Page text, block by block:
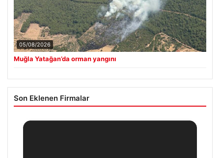
05/08/2026
Muğla Yatağan’da orman yangını
Son Eklenen Firmalar